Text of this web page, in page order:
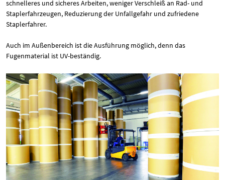
schnelleres und sicheres Arbeiten, weniger Verschleiß an Rad- und
Staplerfahrzeugen, Reduzierung der Unfallgefahr und zufriedene
Staplerfahrer.
Auch im Außenbereich ist die Ausführung möglich, denn das
Fugenmaterial ist UV-beständig.